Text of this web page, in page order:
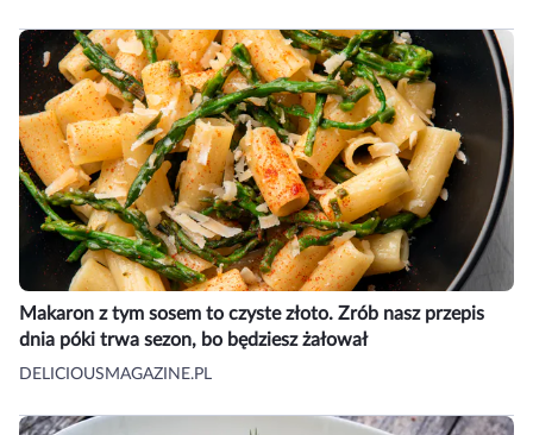
Makaron z tym sosem to czyste złoto. Zrób nasz przepis
dnia póki trwa sezon, bo będziesz żałował
DELICIOUSMAGAZINE.PL